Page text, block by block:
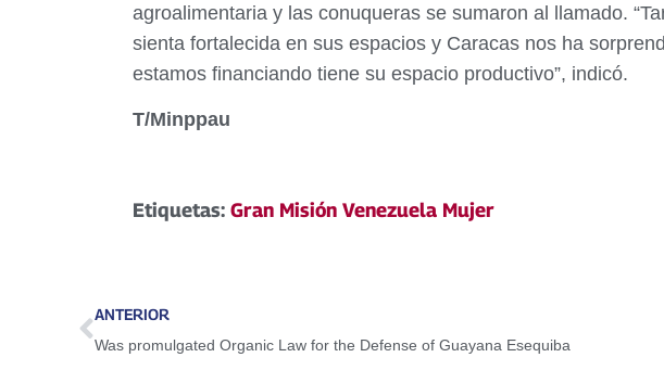
agroalimentaria y las conuqueras se sumaron al llamado.
sienta fortalecida en sus espacios y Caracas nos ha
estamos financiando tiene su espacio productivo”, indicó.
T/Minppau
Etiquetas: Gran Misión Venezuela Mujer
ANTERIOR
Was promulgated Organic Law for the Defense of Guayana Esequiba